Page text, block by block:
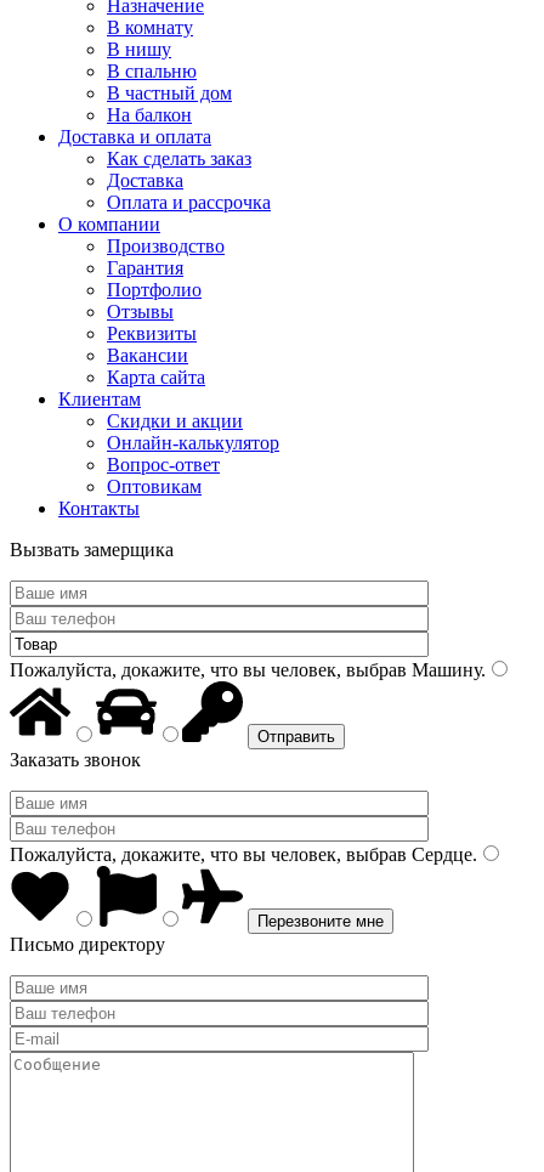
Назначение
В комнату
В нишу
В спальню
В частный дом
На балкон
Доставка и оплата
Как сделать заказ
Доставка
Оплата и рассрочка
О компании
Производство
Гарантия
Портфолио
Отзывы
Реквизиты
Вакансии
Карта сайта
Клиентам
Скидки и акции
Онлайн-калькулятор
Вопрос-ответ
Оптовикам
Контакты
Вызвать замерщика
Пожалуйста, докажите, что вы человек, выбрав Машину.
Заказать звонок
Пожалуйста, докажите, что вы человек, выбрав Сердце.
Письмо директору